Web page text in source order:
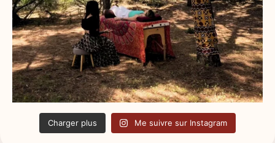
Charger plus Me suivre sur Instagram